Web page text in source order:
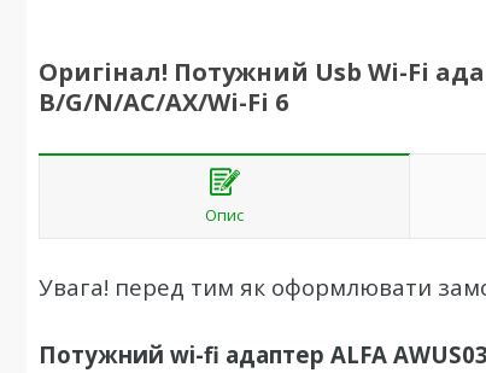
Оригінал! Потужний Usb Wi-Fi
B/G/N/AC/AX/Wi-Fi 6
Опис
Увага! перед тим як оформлювати
Потужний wi-fi адаптер ALFA AWUS